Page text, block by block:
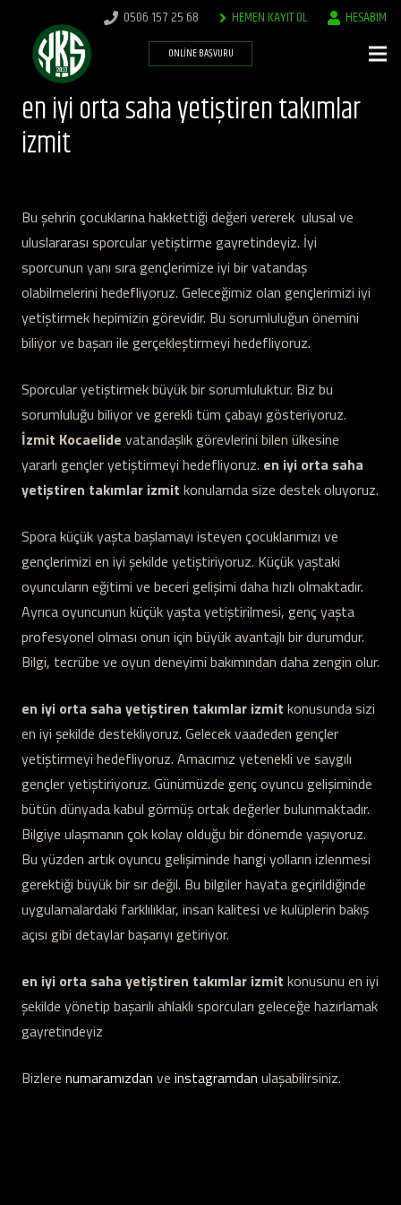
0506 157 25 68 HEMEN KAYIT OL HESABIM
ONLINE BAŞVURU
en iyi orta saha yetiştiren takımlar
izmit
Bu şehrin çocuklarına hakkettiği değeri vererek ulusal ve
uluslararası sporcular yetiştirme gayretindeyiz. İyi
sporcunun yanı sıra gençlerimize iyi bir vatandaş
olabilmelerini hedefliyoruz. Geleceğimiz olan gençlerimizi iyi
yetiştirmek hepimizin görevidir. Bu sorumluluğun önemini
biliyor ve başarı ile gerçekleştirmeyi hedefliyoruz.
Sporcular yetiştirmek büyük bir sorumluluktur. Biz bu
sorumluluğu biliyor ve gerekli tüm çabayı gösteriyoruz.
İzmit Kocaelide vatandaşlık görevlerini bilen ülkesine
yararlı gençler yetiştirmeyi hedefliyoruz. en iyi orta saha
yetiştiren takımlar izmit konularnda size destek oluyoruz.
Spora küçük yaşta başlamayı isteyen çocuklarımızı ve
gençlerimizi en iyi şekilde yetiştiriyoruz. Küçük yaştaki
oyuncuların eğitimi ve beceri gelişimi daha hızlı olmaktadır.
Ayrıca oyuncunun küçük yaşta yetiştirilmesi, genç yaşta
profesyonel olması onun için büyük avantajlı bir durumdur.
Bilgi, tecrübe ve oyun deneyimi bakımından daha zengin olur.
en iyi orta saha yetiştiren takımlar izmit konusunda sizi
en iyi şekilde destekliyoruz. Gelecek vaadeden gençler
yetiştirmeyi hedefliyoruz. Amacımız yetenekli ve saygılı
gençler yetiştiriyoruz. Günümüzde genç oyuncu gelişiminde
bütün dünyada kabul görmüş ortak değerler bulunmaktadır.
Bilgiye ulaşmanın çok kolay olduğu bir dönemde yaşıyoruz.
Bu yüzden artık oyuncu gelişiminde hangi yolların izlenmesi
gerektiği büyük bir sır değil. Bu bilgiler hayata geçirildiğinde
uygulamalardaki farklılıklar, insan kalitesi ve kulüplerin bakış
açısı gibi detaylar başarıyı getiriyor.
en iyi orta saha yetiştiren takımlar izmit konusunu en iyi
şekilde yönetip başarılı ahlaklı sporcuları geleceğe hazırlamak
gayretindeyiz
Bizlere numaramızdan ve instagramdan ulaşabilirsiniz.